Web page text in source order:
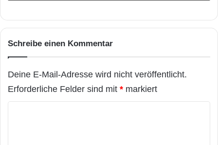
Schreibe einen Kommentar
Deine E-Mail-Adresse wird nicht veröffentlicht.
Erforderliche Felder sind mit * markiert